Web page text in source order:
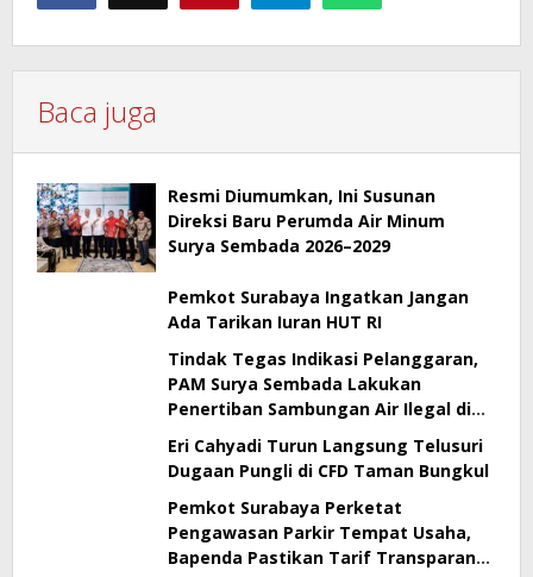
Baca juga
Resmi Diumumkan, Ini Susunan
Direksi Baru Perumda Air Minum
Surya Sembada 2026–2029
Pemkot Surabaya Ingatkan Jangan
Ada Tarikan Iuran HUT RI
Tindak Tegas Indikasi Pelanggaran,
PAM Surya Sembada Lakukan
Penertiban Sambungan Air Ilegal di
Perak Barat Surabaya
Eri Cahyadi Turun Langsung Telusuri
Dugaan Pungli di CFD Taman Bungkul
Pemkot Surabaya Perketat
Pengawasan Parkir Tempat Usaha,
Bapenda Pastikan Tarif Transparan